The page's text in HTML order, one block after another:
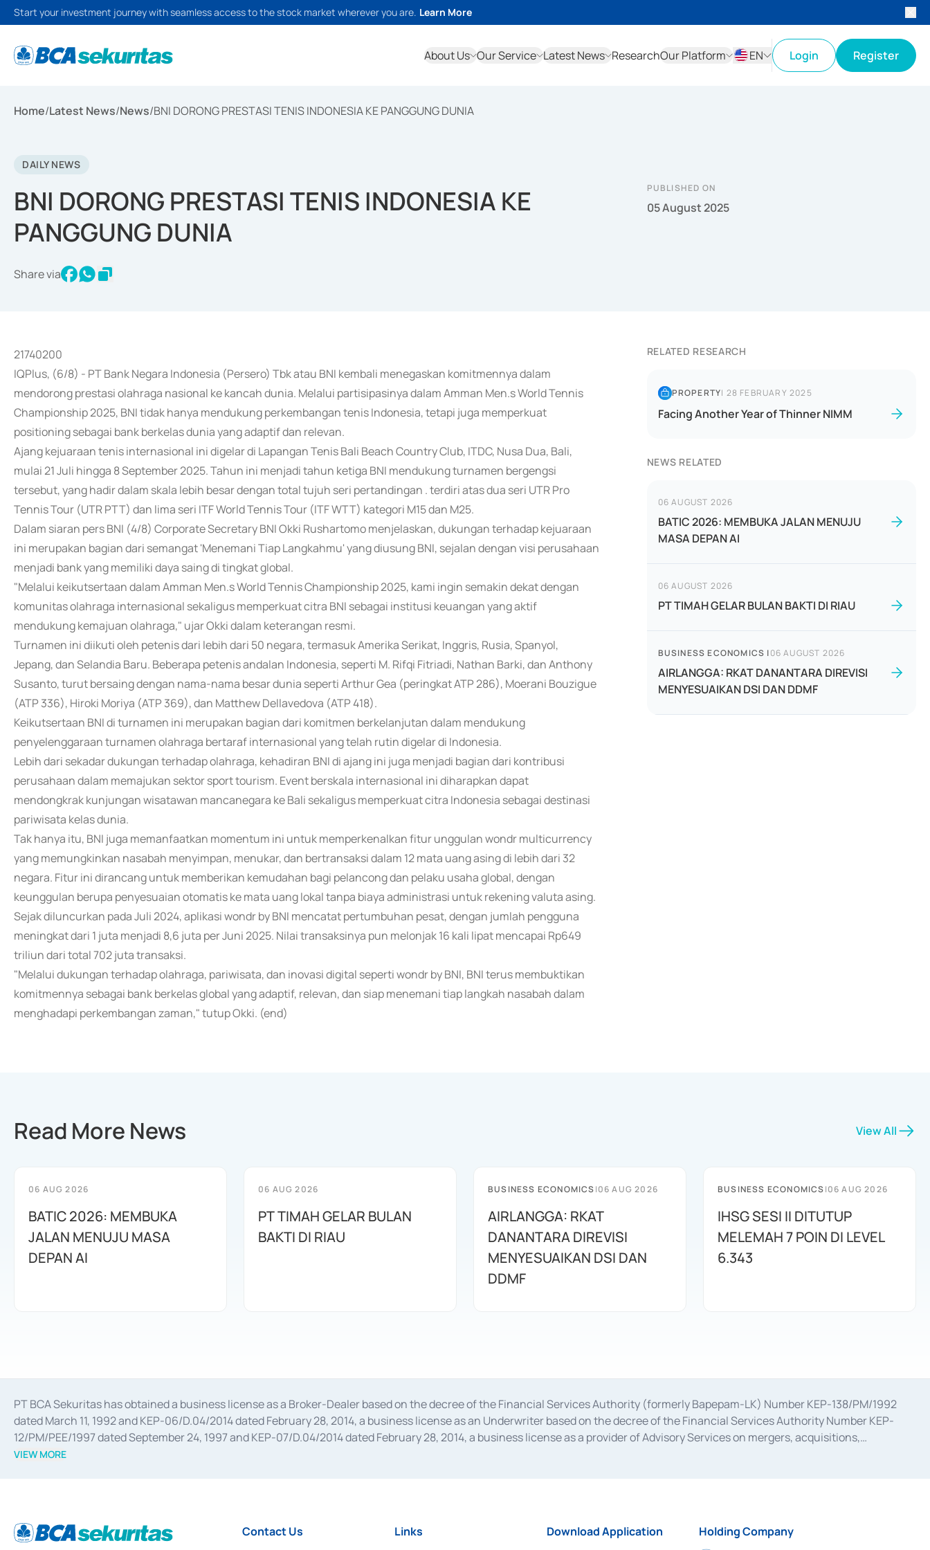
Start your investment journey with seamless access to the stock market wherever you are. Learn More
About Us Our Service Latest News ResearchOur Platform
EN
Login Register
Home/Latest News/News/BNI DORONG PRESTASI TENIS INDONESIA KE PANGGUNG DUNIA
DAILY NEWS
BNI DORONG PRESTASI TENIS INDONESIA KE
PANGGUNG DUNIA
Share via
PUBLISHED ON
05 August 2025
21740200
IQPlus, (6/8) - PT Bank Negara Indonesia (Persero) Tbk atau BNI kembali menegaskan komitmennya dalam
mendorong prestasi olahraga nasional ke kancah dunia. Melalui partisipasinya dalam Amman Men.s World Tennis
Championship 2025, BNI tidak hanya mendukung perkembangan tenis Indonesia, tetapi juga memperkuat
positioning sebagai bank berkelas dunia yang adaptif dan relevan.
Ajang kejuaraan tenis internasional ini digelar di Lapangan Tenis Bali Beach Country Club, ITDC, Nusa Dua, Bali,
mulai 21 Juli hingga 8 September 2025. Tahun ini menjadi tahun ketiga BNI mendukung turnamen bergengsi
tersebut, yang hadir dalam skala lebih besar dengan total tujuh seri pertandingan . terdiri atas dua seri UTR Pro
Tennis Tour (UTR PTT) dan lima seri ITF World Tennis Tour (ITF WTT) kategori M15 dan M25.
Dalam siaran pers BNI (4/8) Corporate Secretary BNI Okki Rushartomo menjelaskan, dukungan terhadap kejuaraan
ini merupakan bagian dari semangat 'Menemani Tiap Langkahmu' yang diusung BNI, sejalan dengan visi perusahaan
menjadi bank yang memiliki daya saing di tingkat global.
"Melalui keikutsertaan dalam Amman Men.s World Tennis Championship 2025, kami ingin semakin dekat dengan
komunitas olahraga internasional sekaligus memperkuat citra BNI sebagai institusi keuangan yang aktif
mendukung kemajuan olahraga," ujar Okki dalam keterangan resmi.
Turnamen ini diikuti oleh petenis dari lebih dari 50 negara, termasuk Amerika Serikat, Inggris, Rusia, Spanyol,
Jepang, dan Selandia Baru. Beberapa petenis andalan Indonesia, seperti M. Rifqi Fitriadi, Nathan Barki, dan Anthony
Susanto, turut bersaing dengan nama-nama besar dunia seperti Arthur Gea (peringkat ATP 286), Moerani Bouzigue
(ATP 336), Hiroki Moriya (ATP 369), dan Matthew Dellavedova (ATP 418).
Keikutsertaan BNI di turnamen ini merupakan bagian dari komitmen berkelanjutan dalam mendukung
penyelenggaraan turnamen olahraga bertaraf internasional yang telah rutin digelar di Indonesia.
Lebih dari sekadar dukungan terhadap olahraga, kehadiran BNI di ajang ini juga menjadi bagian dari kontribusi
perusahaan dalam memajukan sektor sport tourism. Event berskala internasional ini diharapkan dapat
mendongkrak kunjungan wisatawan mancanegara ke Bali sekaligus memperkuat citra Indonesia sebagai destinasi
pariwisata kelas dunia.
Tak hanya itu, BNI juga memanfaatkan momentum ini untuk memperkenalkan fitur unggulan wondr multicurrency
yang memungkinkan nasabah menyimpan, menukar, dan bertransaksi dalam 12 mata uang asing di lebih dari 32
negara. Fitur ini dirancang untuk memberikan kemudahan bagi pelancong dan pelaku usaha global, dengan
keunggulan berupa penyesuaian otomatis ke mata uang lokal tanpa biaya administrasi untuk rekening valuta asing.
Sejak diluncurkan pada Juli 2024, aplikasi wondr by BNI mencatat pertumbuhan pesat, dengan jumlah pengguna
meningkat dari 1 juta menjadi 8,6 juta per Juni 2025. Nilai transaksinya pun melonjak 16 kali lipat mencapai Rp649
triliun dari total 702 juta transaksi.
"Melalui dukungan terhadap olahraga, pariwisata, dan inovasi digital seperti wondr by BNI, BNI terus membuktikan
komitmennya sebagai bank berkelas global yang adaptif, relevan, dan siap menemani tiap langkah nasabah dalam
menghadapi perkembangan zaman," tutup Okki. (end)
RELATED RESEARCH
PROPERTY| 28 FEBRUARY 2025
Facing Another Year of Thinner NIMM
NEWS RELATED
06 AUGUST 2026
BATIC 2026: MEMBUKA JALAN MENUJU
MASA DEPAN AI
06 AUGUST 2026
PT TIMAH GELAR BULAN BAKTI DI RIAU
BUSINESS ECONOMICS |06 AUGUST 2026
AIRLANGGA: RKAT DANANTARA DIREVISI
MENYESUAIKAN DSI DAN DDMF
Read More News View All
06 AUG 2026
BATIC 2026: MEMBUKA
JALAN MENUJU MASA
DEPAN AI
06 AUG 2026
PT TIMAH GELAR BULAN
BAKTI DI RIAU
BUSINESS ECONOMICS|06 AUG 2026
AIRLANGGA: RKAT
DANANTARA DIREVISI
MENYESUAIKAN DSI DAN
DDMF
BUSINESS ECONOMICS|06 AUG 2026
IHSG SESI II DITUTUP
MELEMAH 7 POIN DI LEVEL
6.343
PT BCA Sekuritas has obtained a business license as a Broker-Dealer based on the decree of the Financial Services Authority (formerly Bapepam-LK) Number KEP-138/PM/1992
dated March 11, 1992 and KEP-06/D.04/2014 dated February 28, 2014, a business license as an Underwriter based on the decree of the Financial Services Authority Number KEP-
12/PM/PEE/1997 dated September 24, 1997 and KEP-07/D.04/2014 dated February 28, 2014, a business license as a provider of Advisory Services on mergers, acquisitions,
divestments, and joint ventures based on the decree of the Financial Services Authority Number S-67/PM.21/2014 dated February 28, 2014, a business license as a provider of
Settlement of Commercial Paper Transactions whose license was issued in 2018.
VIEW MORE
Contact Us Links Download Application Holding Company